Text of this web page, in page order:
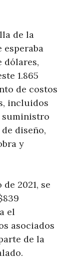
de la
dólares,
1.865
de costos
incluidos
suministro
diseño,
y
2021, se
el
asociados
de la